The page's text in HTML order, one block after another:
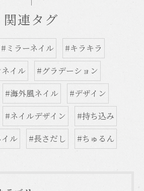
関連タグ
#ミラーネイル
#キラキラ
イル
#グラデーション
#海外風ネイル
#デザイン
#ネイルデザイン
#持ち込み
ル #長さだし #ちゅるん